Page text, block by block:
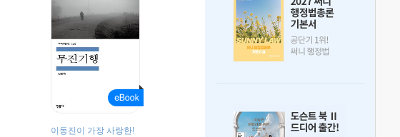
이동진이 가장 사랑한!